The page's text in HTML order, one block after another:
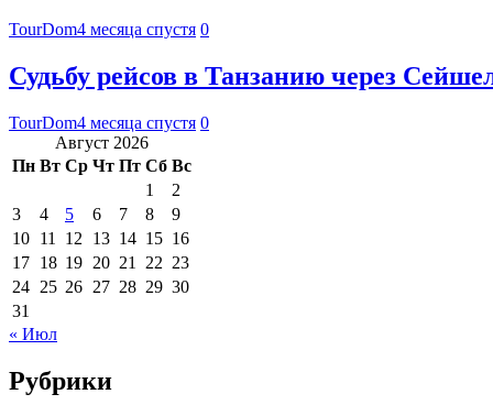
TourDom4 месяца спустя 0
Судьбу рейсов в Танзанию через
TourDom4 месяца спустя 0
Август 2026
Пн Вт Ср Чт Пт Сб Вс
1
2
3
4 5 6 7 8
9
10 11 12 13 14 15 16
17 18 19 20 21 22 23
24 25 26 27 28 29 30
31
« Июл
Рубрики